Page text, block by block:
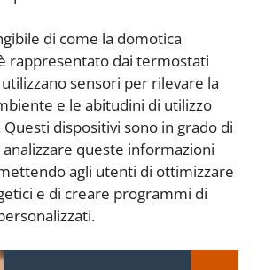
di come la domotica
rappresentato dai termostati
sensori per rilevare la
e le abitudini di utilizzo
dispositivi sono in grado di
queste informazioni
agli utenti di ottimizzare
e di creare programmi di